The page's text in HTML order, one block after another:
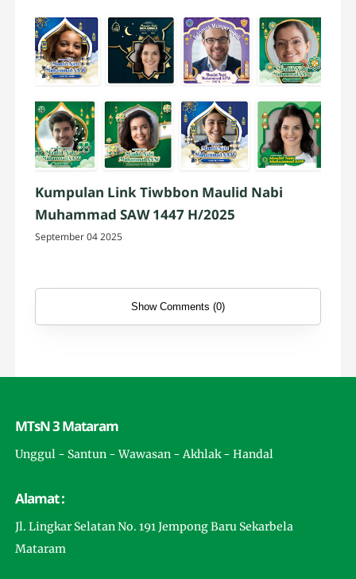
Kumpulan Link Tiwbbon Maulid Nabi
Muhammad SAW 1447 H/2025
September 04 2025
Show Comments (0)
MTsN 3 Mataram
Unggul - Santun - Wawasan - Akhlak - Handal
Alamat :
Jl. Lingkar Selatan No. 191 Jempong Baru Sekarbela
Mataram